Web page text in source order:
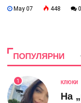
May 07 448 0
ПОПУЛЯРНИ
1 КЛЮКИ
На